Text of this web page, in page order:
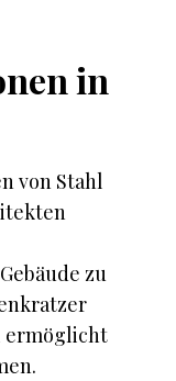
in
von Stahl
zu
ermöglicht